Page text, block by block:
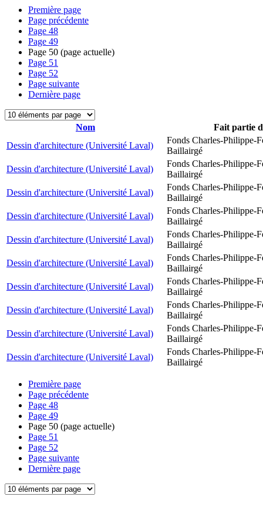
Première page
Page précédente
Page 48
Page 49
Page 50 (page actuelle)
Page 51
Page 52
Page suivante
Dernière page
Nom
Fait partie
Dessin d'architecture (Université Laval)
Fonds Charles-Philippe-
Baillairgé
Dessin d'architecture (Université Laval)
Fonds Charles-Philippe-
Baillairgé
Dessin d'architecture (Université Laval)
Fonds Charles-Philippe-
Baillairgé
Dessin d'architecture (Université Laval)
Fonds Charles-Philippe-
Baillairgé
Dessin d'architecture (Université Laval)
Fonds Charles-Philippe-
Baillairgé
Dessin d'architecture (Université Laval)
Fonds Charles-Philippe-
Baillairgé
Dessin d'architecture (Université Laval)
Fonds Charles-Philippe-
Baillairgé
Dessin d'architecture (Université Laval)
Fonds Charles-Philippe-
Baillairgé
Dessin d'architecture (Université Laval)
Fonds Charles-Philippe-
Baillairgé
Dessin d'architecture (Université Laval)
Fonds Charles-Philippe-
Baillairgé
Première page
Page précédente
Page 48
Page 49
Page 50 (page actuelle)
Page 51
Page 52
Page suivante
Dernière page